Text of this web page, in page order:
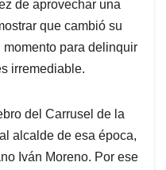
de aprovechar una
que cambió su
para delinquir
irremediable.
del Carrusel de la
alcalde de esa época,
Iván Moreno. Por ese